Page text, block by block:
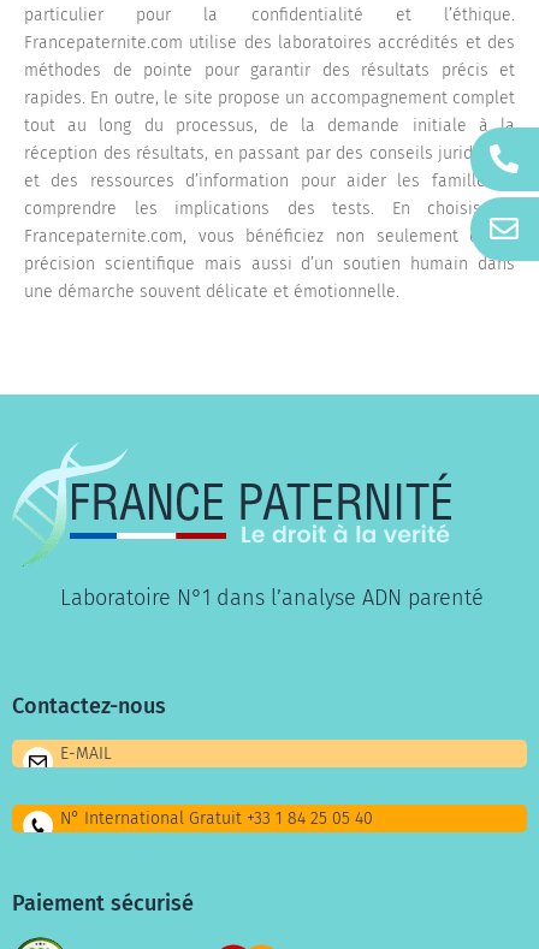
particulier pour la confidentialité et l’éthique.
Francepaternite.com utilise des laboratoires accrédités et des
méthodes de pointe pour garantir des résultats précis et
rapides. En outre, le site propose un accompagnement complet
tout au long du processus, de la demande initiale à la
réception des résultats, en passant par des conseils juridiques
et des ressources d’information pour aider les familles à
comprendre les implications des tests. En choisissant
Francepaternite.com, vous bénéficiez non seulement de la
précision scientifique mais aussi d’un soutien humain dans
une démarche souvent délicate et émotionnelle.
Laboratoire N°1 dans l’analyse ADN parenté
Contactez-nous
E-MAIL
N° International Gratuit +33 1 84 25 05 40
Paiement sécurisé